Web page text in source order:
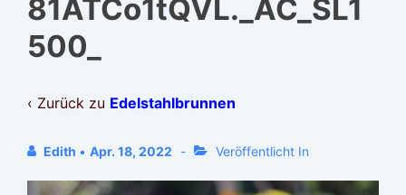
81ATCo1tQVL._AC_SL1
500_
‹ Zurück zu Edelstahlbrunnen
Edith • Apr. 18, 2022 Veröffentlicht In